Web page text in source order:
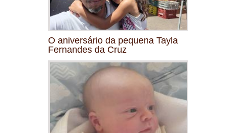
O aniversário da pequena Tayla
Fernandes da Cruz